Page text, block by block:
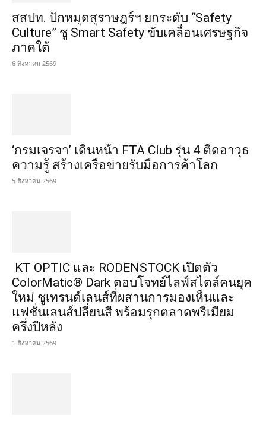
สสปท. ปักหมุดสุราษฎร์ฯ ยกระดับ “Safety
Culture” ชู Smart Safety ขับเคลื่อนเศรษฐกิจ
ภาคใต้
6 สิงหาคม 2569
‘กรมเจรจา’ เดินหน้า FTA Club รุ่น 4 ติดอาวุธ
ความรู้ สร้างเครือข่ายรับมือการค้าโลก
5 สิงหาคม 2569
KT OPTIC และ RODENSTOCK เปิดตัว
ColorMatic® Dark ตอบโจทย์ไลฟ์สไตล์คนยุค
ใหม่ ชูเทรนด์เลนส์ที่ผสานการมองเห็นและ
แฟชั่นเลนส์ปลี่ยนสี พร้อมรุกตลาดพรีเมียม
ครึ่งปีหลัง
1 สิงหาคม 2569